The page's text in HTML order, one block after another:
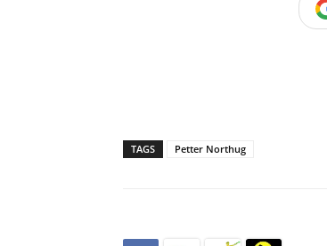
TAGS Petter Northug